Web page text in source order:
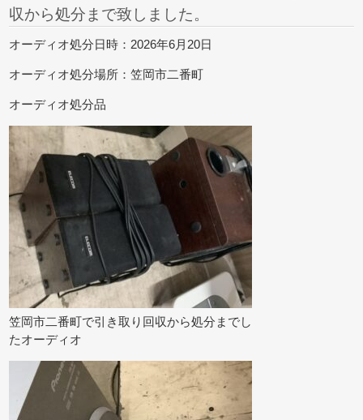
収から処分まで致しました。
オーディオ処分日時：2026年6月20日
オーディオ処分場所：笠岡市二番町
オーディオ処分品
笠岡市二番町で引き取り回収から処分までし
たオーディオ